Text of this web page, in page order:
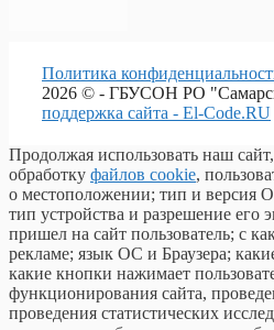
Политика
2026 © - ГБУСОН РО
поддержка сайта - El-Code.RU
Продолжая использовать наш
обработку файлов cookie,
о местоположении; тип и версия
тип устройства и разрешение его
пришел на сайт пользователь; с
рекламе; язык ОС и Браузера;
какие кнопки нажимает
функционирования сайта,
проведения статистических